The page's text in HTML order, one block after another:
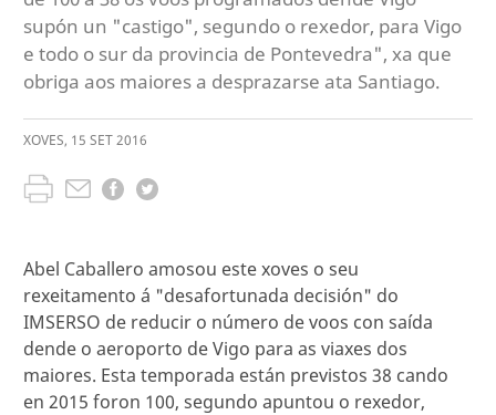
supón un "castigo", segundo o rexedor, para Vigo
e todo o sur da provincia de Pontevedra", xa que
obriga aos maiores a desprazarse ata Santiago.
XOVES, 15 SET2016
Abel Caballero amosou este xoves o seu
rexeitamento á "desafortunada decisión" do
IMSERSO de reducir o número de voos con saída
dende o aeroporto de Vigo para as viaxes dos
maiores. Esta temporada están previstos 38 cando
en 2015 foron 100, segundo apuntou o rexedor,